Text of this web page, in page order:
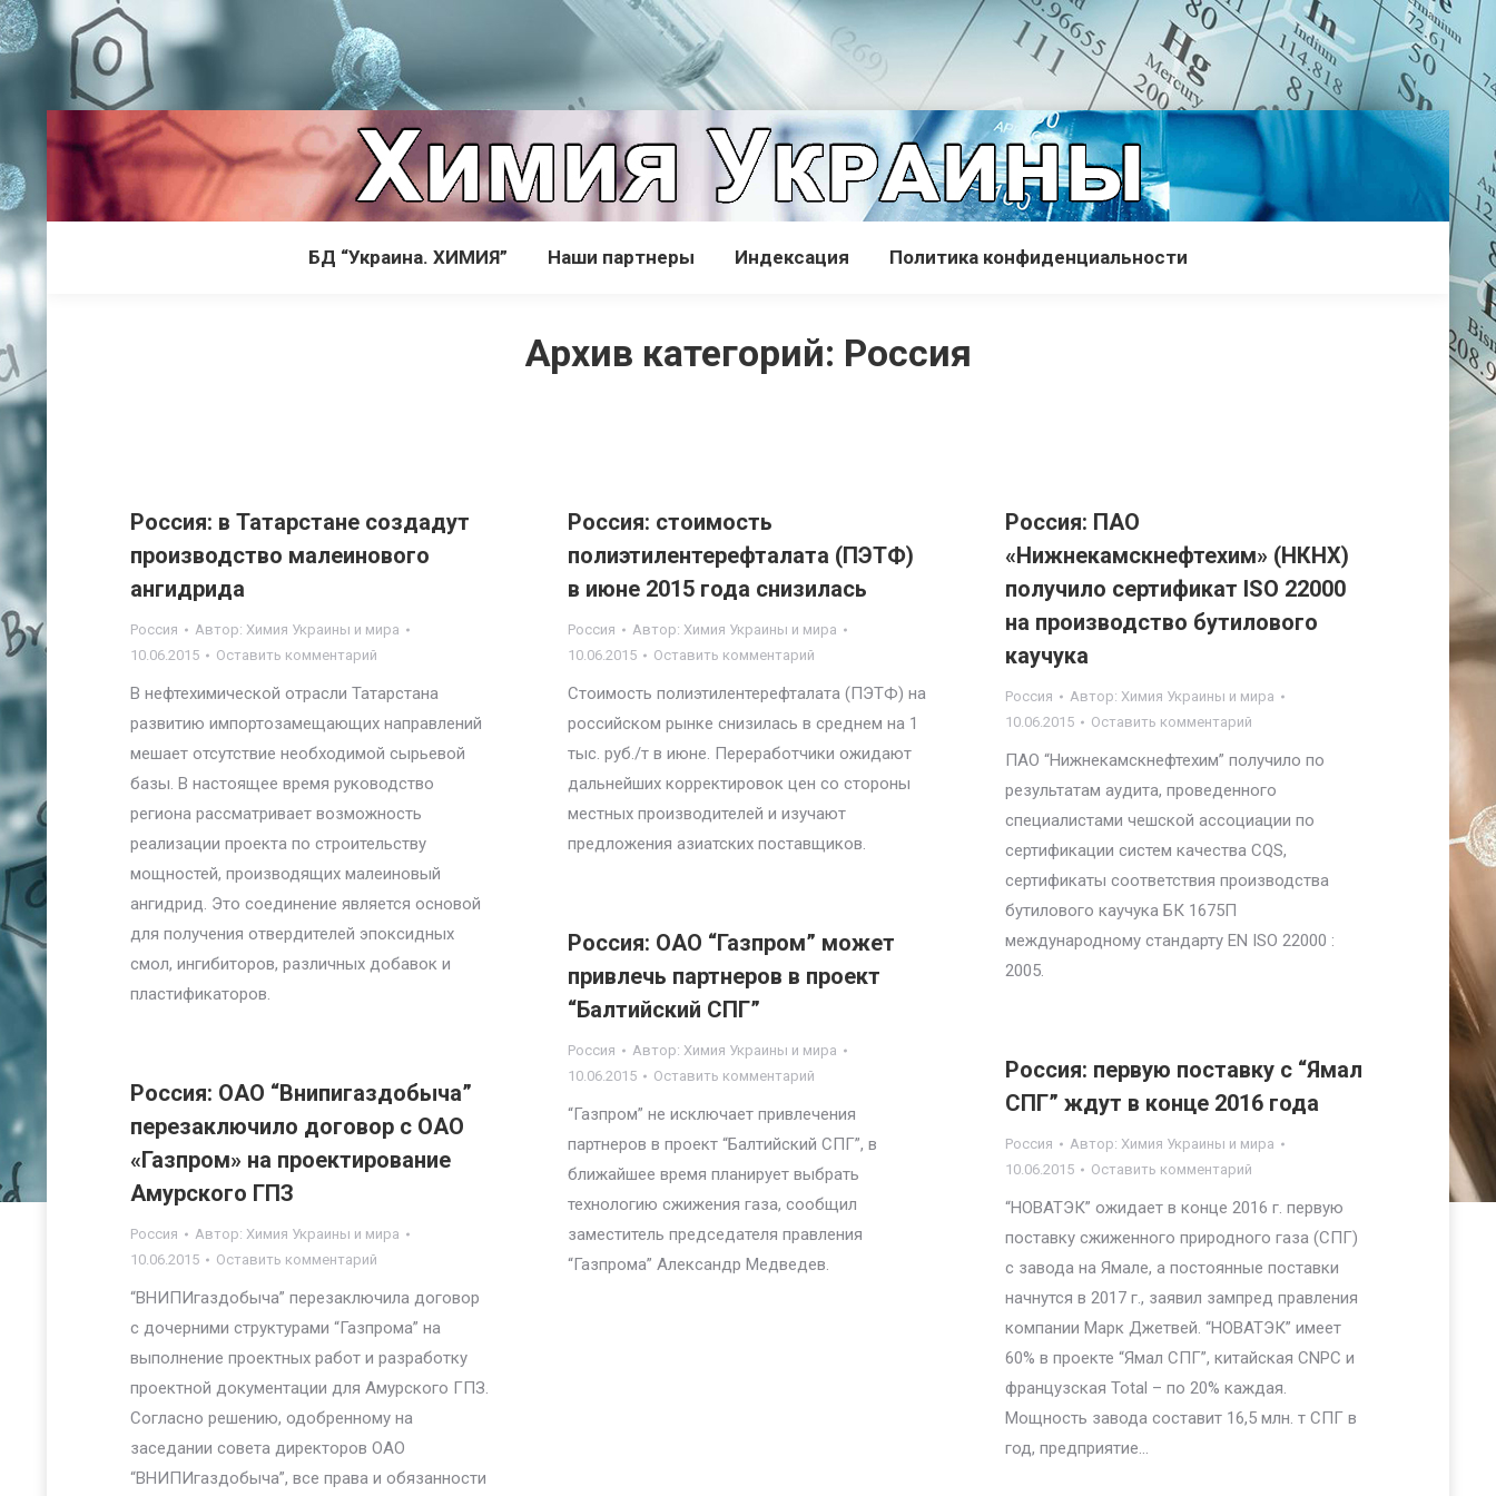
БД “Украина. ХИМИЯ” Наши партнеры Индексация Политика конфиденциальности
Архив категорий: Россия
Россия: в Татарстане создадут
производство малеинового
ангидрида
Россия Автор: Химия Украины и мира
10.06.2015
Оставить комментарий
В нефтехимической отрасли Татарстана
развитию импортозамещающих направлений
мешает отсутствие необходимой сырьевой
базы. В настоящее время руководство
региона рассматривает возможность
реализации проекта по строительству
мощностей, производящих малеиновый
ангидрид. Это соединение является основой
для получения отвердителей эпоксидных
смол, ингибиторов, различных добавок и
пластификаторов.
Россия: стоимость
полиэтилентерефталата (ПЭТФ)
в июне 2015 года снизилась
Россия Автор: Химия Украины и мира
10.06.2015
Оставить комментарий
Стоимость полиэтилентерефталата (ПЭТФ) на
российском рынке снизилась в среднем на 1
тыс. руб./т в июне. Переработчики ожидают
дальнейших корректировок цен со стороны
местных производителей и изучают
предложения азиатских поставщиков.
Россия: ПАО
«Нижнекамскнефтехим» (НКНХ)
получило сертификат ISO 22000
на производство бутилового
каучука
Россия Автор: Химия Украины и мира
10.06.2015
Оставить комментарий
ПАО “Нижнекамскнефтехим” получило по
результатам аудита, проведенного
специалистами чешской ассоциации по
сертификации систем качества CQS,
сертификаты соответствия производства
бутилового каучука БК 1675П
международному стандарту EN ISO 22000 :
2005.
Россия: ОАО “Газпром” может
привлечь партнеров в проект
“Балтийский СПГ”
Россия Автор: Химия Украины и мира
10.06.2015
Оставить комментарий
“Газпром” не исключает привлечения
партнеров в проект “Балтийский СПГ”, в
ближайшее время планирует выбрать
технологию сжижения газа, сообщил
заместитель председателя правления
“Газпрома” Александр Медведев.
Россия: первую поставку с “Ямал
СПГ” ждут в конце 2016 года
Россия Автор: Химия Украины и мира
10.06.2015
Оставить комментарий
“НОВАТЭК” ожидает в конце 2016 г. первую
поставку сжиженного природного газа (СПГ)
с завода на Ямале, а постоянные поставки
начнутся в 2017 г., заявил зампред правления
компании Марк Джетвей. “НОВАТЭК” имеет
60% в проекте “Ямал СПГ”, китайская CNPC и
французская Total – по 20% каждая.
Мощность завода составит 16,5 млн. т СПГ в
год, предприятие…
Россия: ОАО “Внипигаздобыча”
перезаключило договор с ОАО
«Газпром» на проектирование
Амурского ГПЗ
Россия Автор: Химия Украины и мира
10.06.2015
Оставить комментарий
“ВНИПИгаздобыча” перезаключила договор
с дочерними структурами “Газпрома” на
выполнение проектных работ и разработку
проектной документации для Амурского ГПЗ.
Согласно решению, одобренному на
заседании совета директоров ОАО
“ВНИПИгаздобыча”, все права и обязанности